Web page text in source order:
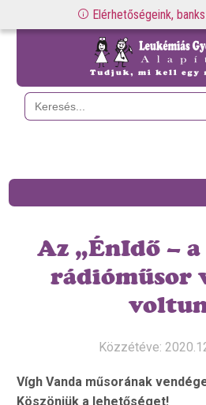
Elérhetőségeink,
Search
for:
Az „ÉnIdő –
rádióműsor
Közzétéve:
Vígh Vanda műsorának
Köszönjük a lehetőséget!